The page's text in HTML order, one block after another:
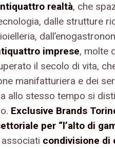
realtà, che
dalle strutture
imprese, molte
il secolo di vita,
manifatturiera e dei
allo stesso tempo si
Exclusive Brands
per “l’alto di
condivisione di